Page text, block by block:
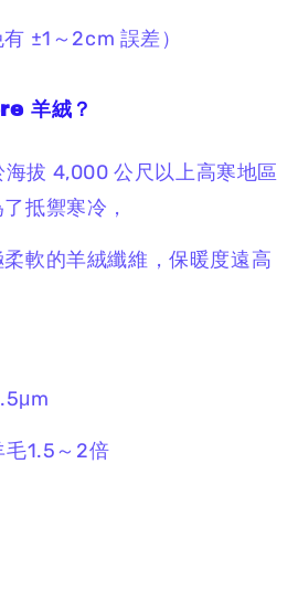
±1～2cm 誤差）
羊絨？
拔 4,000 公尺以上高寒地區
抵禦寒冷，
軟的羊絨纖維，保暖度遠高
1.5～2倍